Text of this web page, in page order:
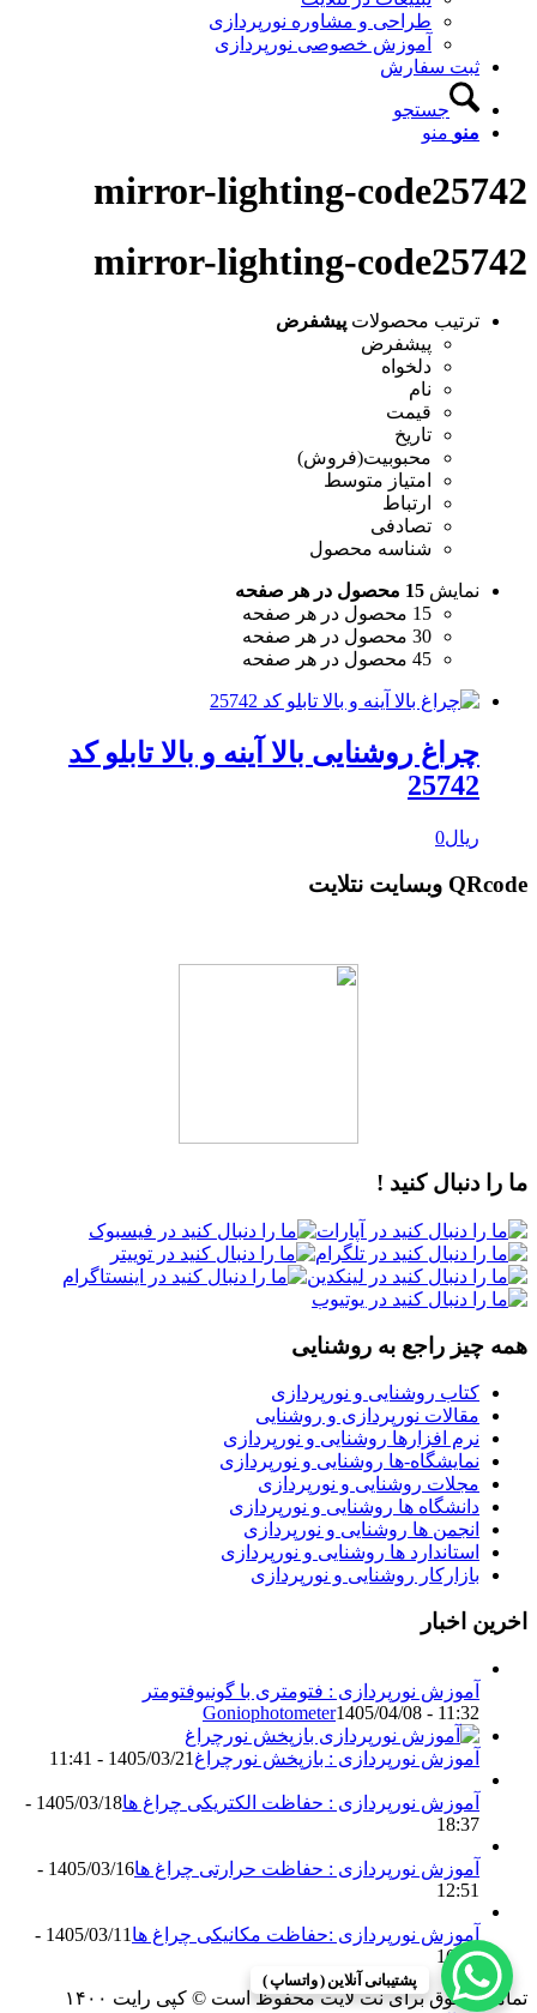
طراحی و مشاوره نورپردازی
آموزش خصوصی نورپردازی
ثبت سفارش
جستجو
منو منو
mirror-lighting-code25742
mirror-lighting-code25742
ترتیب محصولات پیشفرض
پیشفرض
دلخواه
نام
قیمت
تاریخ
محبوبیت(فروش)
امتیاز متوسط
ارتباط
تصادفی
شناسه محصول
نمایش 15 محصول در هر صفحه
15 محصول در هر صفحه
30 محصول در هر صفحه
45 محصول در هر صفحه
چراغ روشنایی بالا آینه و بالا تابلو کد
25742
ریال0
QRcode وبسایت نتلایت
ما را دنبال کنید !
همه چیز راجع به روشنایی
کتاب روشنایی و نورپردازی
مقالات نورپردازی و روشنایی
نرم افزارها روشنایی و نورپردازی
نمایشگاه-ها روشنایی و نورپردازی
مجلات روشنایی و نورپردازی
دانشگاه ها روشنایی و نورپردازی
انجمن ها روشنایی و نورپردازی
استاندارد ها روشنایی و نورپردازی
بازارکار روشنایی و نورپردازی
اخرین اخبار
آموزش نورپردازی : فتومتری با گونیوفتومتر
Goniophotometer1405/04/08 - 11:32
آموزش نورپردازی : بازپخش نورچراغ 1405/03/21 - 11:41
آموزش نورپردازی : حفاظت الکتریکی چراغ ها
1405/03/18 -
18:37
آموزش نورپردازی : حفاظت حرارتی چراغ ها
1405/03/16 -
12:51
آموزش نورپردازی :حفاظت مکانیکی چراغ ها
1405/03/11 -
16:13
تمامی حقوق برای نت لایت محفوظ است © کپی رایت ۱۴۰۰
پشتیبانی آنلاین ( واتساپ )